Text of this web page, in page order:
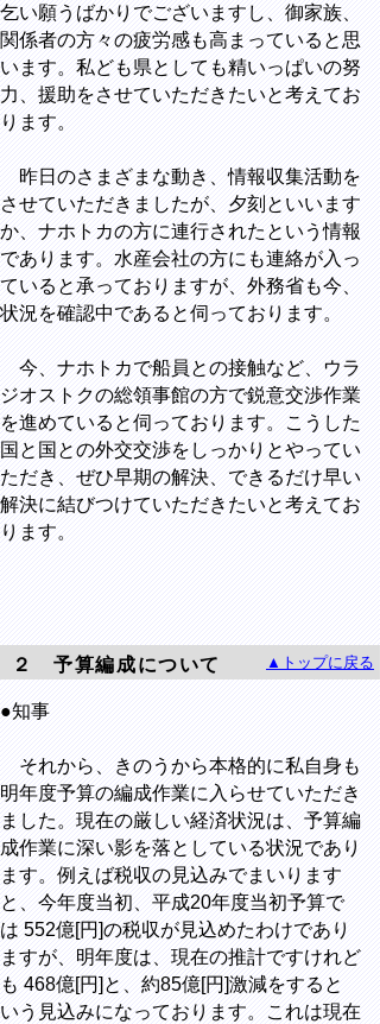
乞い願うばかりでございますし、御家族、
関係者の方々の疲労感も高まっていると思
います。私ども県としても精いっぱいの努
力、援助をさせていただきたいと考えてお
ります。
昨日のさまざまな動き、情報収集活動を
させていただきましたが、夕刻といいます
か、ナホトカの方に連行されたという情報
であります。水産会社の方にも連絡が入っ
ていると承っておりますが、外務省も今、
状況を確認中であると伺っております。
今、ナホトカで船員との接触など、ウラ
ジオストクの総領事館の方で鋭意交渉作業
を進めていると伺っております。こうした
国と国との外交交渉をしっかりとやってい
ただき、ぜひ早期の解決、できるだけ早い
解決に結びつけていただきたいと考えてお
ります。
２ 予算編成について ▲トップに戻る
●知事
それから、きのうから本格的に私自身も
明年度予算の編成作業に入らせていただき
ました。現在の厳しい経済状況は、予算編
成作業に深い影を落としている状況であり
ます。例えば税収の見込みでまいります
と、今年度当初、平成20年度当初予算で
は 552億[円]の税収が見込めたわけであり
ますが、明年度は、現在の推計ですけれど
も 468億[円]と、約85億[円]激減をすると
いう見込みになっております。これは現在